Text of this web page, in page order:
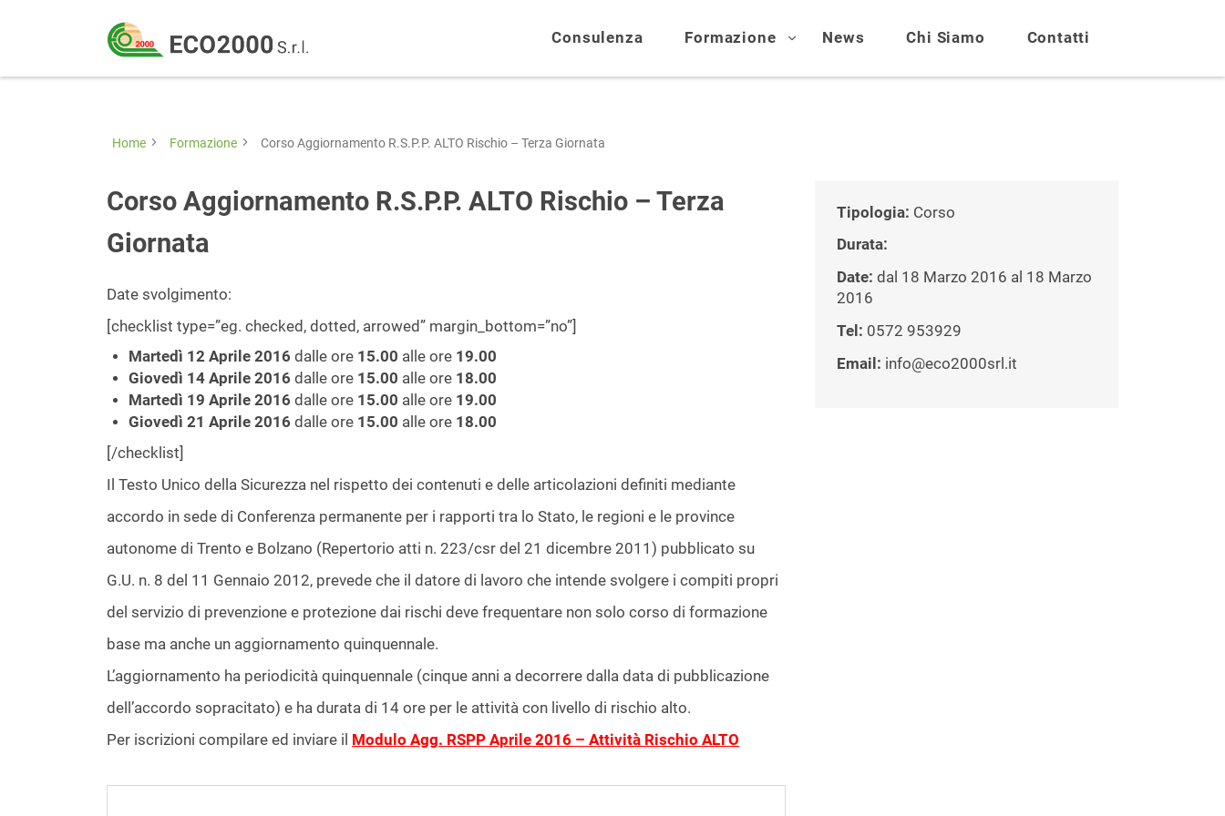
Eco
2000
Srl
Formazione
consulenza
la
sul
D.Lgs
81/08
Consulenza Formazione News Chi Siamo Contatti
Home Formazione Corso Aggiornamento R.S.P.P. ALTO Rischio – Terza Giornata
Corso Aggiornamento R.S.P.P. ALTO Rischio – Terza
Giornata
Date svolgimento:
[checklist type=”eg. checked, dotted, arrowed” margin_bottom=”no”]
Martedì 12 Aprile 2016 dalle ore 15.00 alle ore 19.00
Giovedì 14 Aprile 2016 dalle ore 15.00 alle ore 18.00
Martedì 19 Aprile 2016 dalle ore 15.00 alle ore 19.00
Giovedì 21 Aprile 2016 dalle ore 15.00 alle ore 18.00
[/checklist]
Il Testo Unico della Sicurezza nel rispetto dei contenuti e delle articolazioni definiti mediante
accordo in sede di Conferenza permanente per i rapporti tra lo Stato, le regioni e le province
autonome di Trento e Bolzano (Repertorio atti n. 223/csr del 21 dicembre 2011) pubblicato su
G.U. n. 8 del 11 Gennaio 2012, prevede che il datore di lavoro che intende svolgere i compiti propri
del servizio di prevenzione e protezione dai rischi deve frequentare non solo corso di formazione
base ma anche un aggiornamento quinquennale.
L’aggiornamento ha periodicità quinquennale (cinque anni a decorrere dalla data di pubblicazione
dell’accordo sopracitato) e ha durata di 14 ore per le attività con livello di rischio alto.
Per iscrizioni compilare ed inviare il Modulo Agg. RSPP Aprile 2016 – Attività Rischio ALTO
Tipologia: Corso
Durata:
Date: dal 18 Marzo 2016 al 18 Marzo
2016
Tel: 0572 953929
Email: info@eco2000srl.it